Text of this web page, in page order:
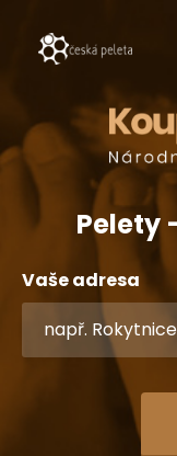
Pelety
Vaše adresa